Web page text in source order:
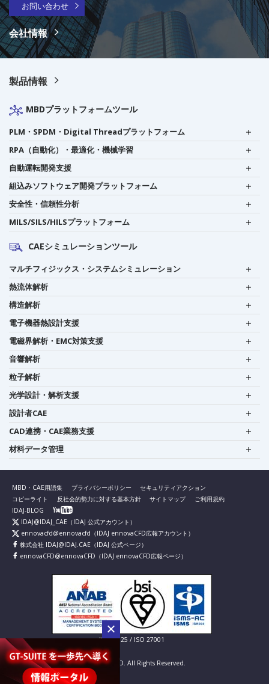
お問い合わせ
会社情報
製品情報
MBDプラットフォームツール
PLM・SPDM・Digital Threadプラットフォーム
RPA（自動化）・最適化・機械学習
自動運転開発支援
組込みソフトウェア開発プラットフォーム
安全性・信頼性分析
MILS/SILS/HILSプラットフォーム
CAEシミュレーションツール
マルチフィジックス・システムシミュレーション
熱流体解析
構造解析
電子機器熱設計支援
電磁界解析・EMC対策支援
音響解析
粒子解析
光学設計・解析支援
設計者CAE
CAD連携・CAE業務支援
材料データ管理
MBD・CAE用語集 プライバシーポリシー
セキュリティアクション
コピーライト
反社会的勢力に対する基本方針 サイトマップ
ご利用規約
IDAJ-BLOG
IDAJ@IDAJ_CAE （IDAJ 公式アカウント）
ennovacfd@ennovacfd （IDAJ ennovaCFD広報アカウント）
株式会社 IDAJ@IDAJ.CAE （IDAJ 公式ページ）
ennovaCFD@ennovaCFD （IDAJ ennovaCFD広報ページ）
IS 826725 / ISO 27001
© IDAJ Co., LTD. All Rights Reserved.